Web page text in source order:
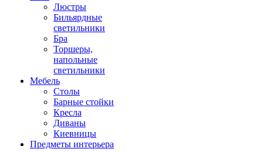
Люстры
Бильярдные
светильники
Бра
Торшеры,
напольные
светильники
Мебель
Столы
Барные стойки
Кресла
Диваны
Киевницы
Предметы интерьера